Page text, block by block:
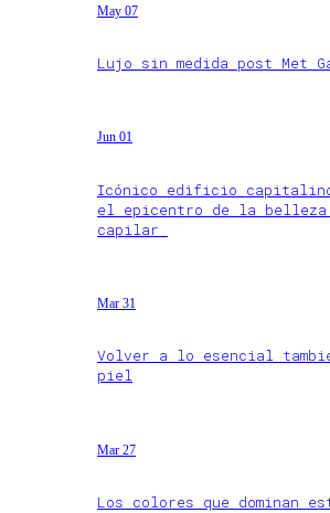
May 07
Lujo sin medida post Met
Jun 01
Icónico edificio
el epicentro de la
capilar
Mar 31
Volver a lo esencial
piel
Mar 27
Los colores que dominan